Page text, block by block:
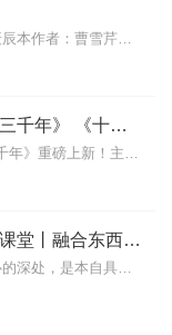
《红楼梦》原文朗读，程甲本、庚辰本作者：曹雪芹，朗读：白云出岫、蓝色百合《红楼梦》程甲本和庚辰本是该书两大重要版本。程甲本由程伟元和高鹗于乾隆五十六年（1791...
知识厨房读中东《耶路撒冷三千年》 《十字军的故事》《奥斯曼帝国与土耳其》人话解读 | 读懂巴以冲突、叙利亚
>>>>全本人话解读《耶路撒冷三千年》重磅上新！主讲人「知识厨房」全新解读，3次奔赴以色列，直击巴以冲突，他经历了什么？又会给我们带来什么？欢迎收听，参与抽奖！...
叶曼讲《六祖坛经》丨叶曼课堂丨融合东西国学大师
喧嚣的尘世中，是追逐与焦虑内心的深处，是本自具足的宁静为什么说“菩提自性，本来清净”？为何顿悟不在遥远的庙堂，而在当下的柴米油盐？我们终日寻找的“佛”，究竟在何...